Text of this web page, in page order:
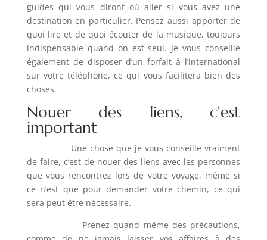
guides qui vous diront où aller si vous avez une
destination en particulier. Pensez aussi apporter de
quoi lire et de quoi écouter de la musique, toujours
indispensable quand on est seul. Je vous conseille
également de disposer d’un forfait à l’international
sur votre téléphone, ce qui vous facilitera bien des
choses.
Nouer des liens, c’est
important
Une chose que je vous conseille vraiment
de faire, c’est de nouer des liens avec les personnes
que vous rencontrez lors de votre voyage, même si
ce n’est que pour demander votre chemin, ce qui
sera peut être nécessaire.
Prenez quand même des précautions,